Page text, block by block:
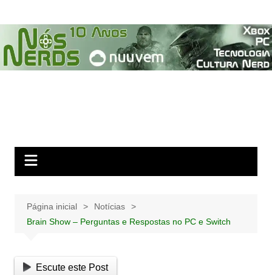
para
conteúdo
Página inicial
Notícias
Brain Show – Perguntas e Respostas no PC e Switch
Escute este Post